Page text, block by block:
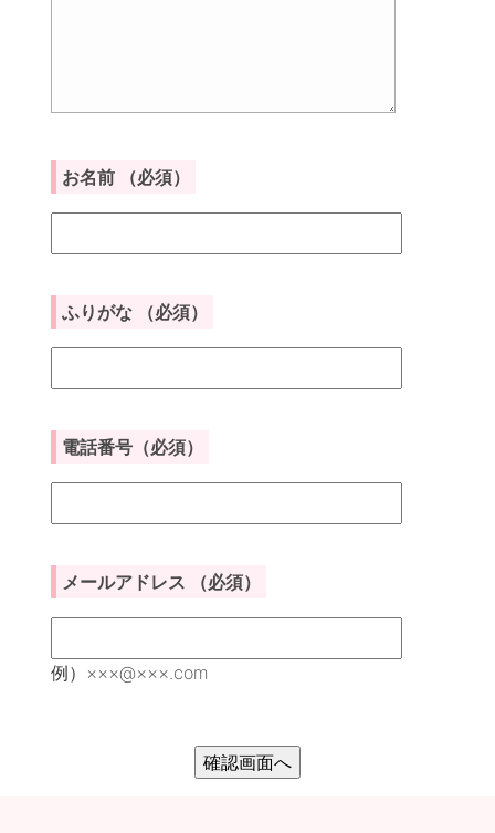
お名前 （必須）
ふりがな （必須）
電話番号（必須）
メールアドレス （必須）
例）×××@×××.com